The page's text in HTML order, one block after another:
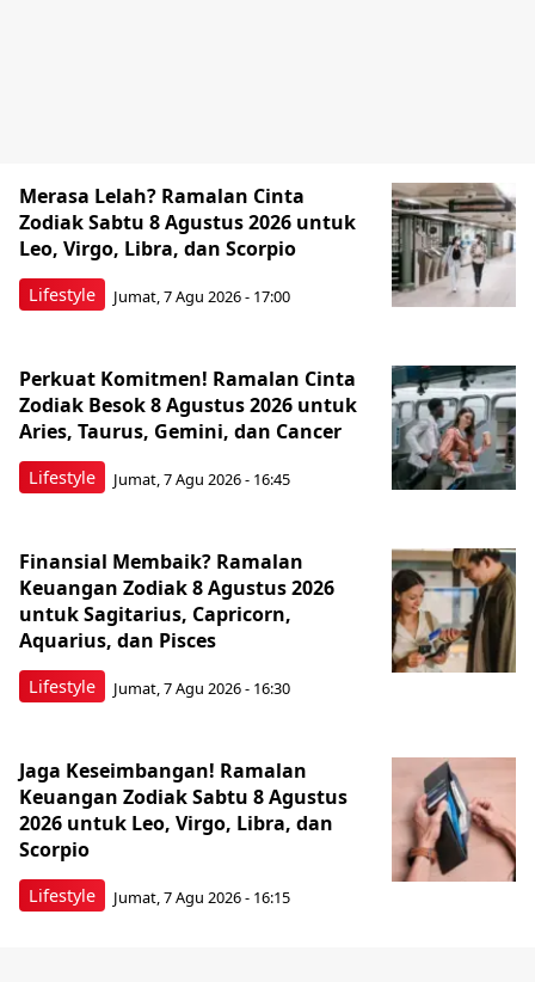
Lifestyle
Merasa Lelah? Ramalan Cinta
Zodiak Sabtu 8 Agustus 2026 untuk
Leo, Virgo, Libra, dan Scorpio
Jumat, 7 Agu 2026 - 17:00
Lifestyle
Perkuat Komitmen! Ramalan Cinta
Zodiak Besok 8 Agustus 2026 untuk
Aries, Taurus, Gemini, dan Cancer
Jumat, 7 Agu 2026 - 16:45
Lifestyle
Finansial Membaik? Ramalan
Keuangan Zodiak 8 Agustus 2026
untuk Sagitarius, Capricorn,
Aquarius, dan Pisces
Jumat, 7 Agu 2026 - 16:30
Lifestyle
Jaga Keseimbangan! Ramalan
Keuangan Zodiak Sabtu 8 Agustus
2026 untuk Leo, Virgo, Libra, dan
Scorpio
Jumat, 7 Agu 2026 - 16:15